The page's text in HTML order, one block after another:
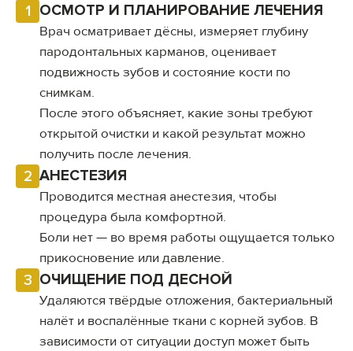
1 ОСМОТР И ПЛАНИРОВАНИЕ ЛЕЧЕНИЯ
Врач осматривает дёсны, измеряет глубину
пародонтальных карманов, оценивает
подвижность зубов и состояние кости по
снимкам.
После этого объясняет, какие зоны требуют
открытой очистки и какой результат можно
получить после лечения.
2 АНЕСТЕЗИЯ
Проводится местная анестезия, чтобы
процедура была комфортной.
Боли нет — во время работы ощущается только
прикосновение или давление.
3 ОЧИЩЕНИЕ ПОД ДЕСНОЙ
Удаляются твёрдые отложения, бактериальный
налёт и воспалённые ткани с корней зубов. В
зависимости от ситуации доступ может быть